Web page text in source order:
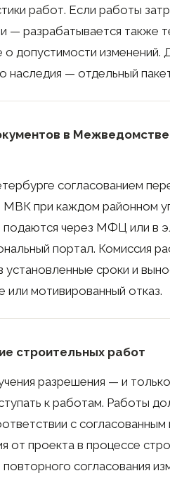
работ. Если работы
— разрабатывается также
о допустимости изменений.
наследия — отдельный
в
согласованием
МВК при каждом районном
через МФЦ или в
портал. Комиссия
установленные сроки и
или мотивированный отказ.
строительных работ
разрешения — и
к работам. Работы
с
от проекта в процессе
согласования